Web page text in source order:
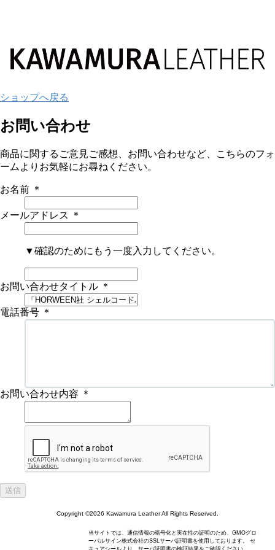
ショップへ戻る
お問い合わせ
商品に関するご意見ご感想、お問い合わせなど、こちらのフォ
ームよりお気軽にお尋ねください。
お名前 ＊
メールアドレス ＊
▼確認のためにもう一度入力してください。
お問い合わせタイトル ＊
電話番号 ＊
お問い合わせ内容 ＊
Copyright ©2026 Kawamura Leather All Rights Reserved.
当サイトでは、通信情報の暗号化と実在性の証明のため、GMOグロ
ーバルサイン株式会社のSSLサーバ証明書を使用しております。 セ